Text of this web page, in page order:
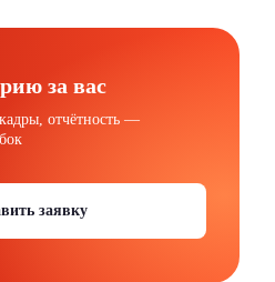
за вас
отчётность —
заявку